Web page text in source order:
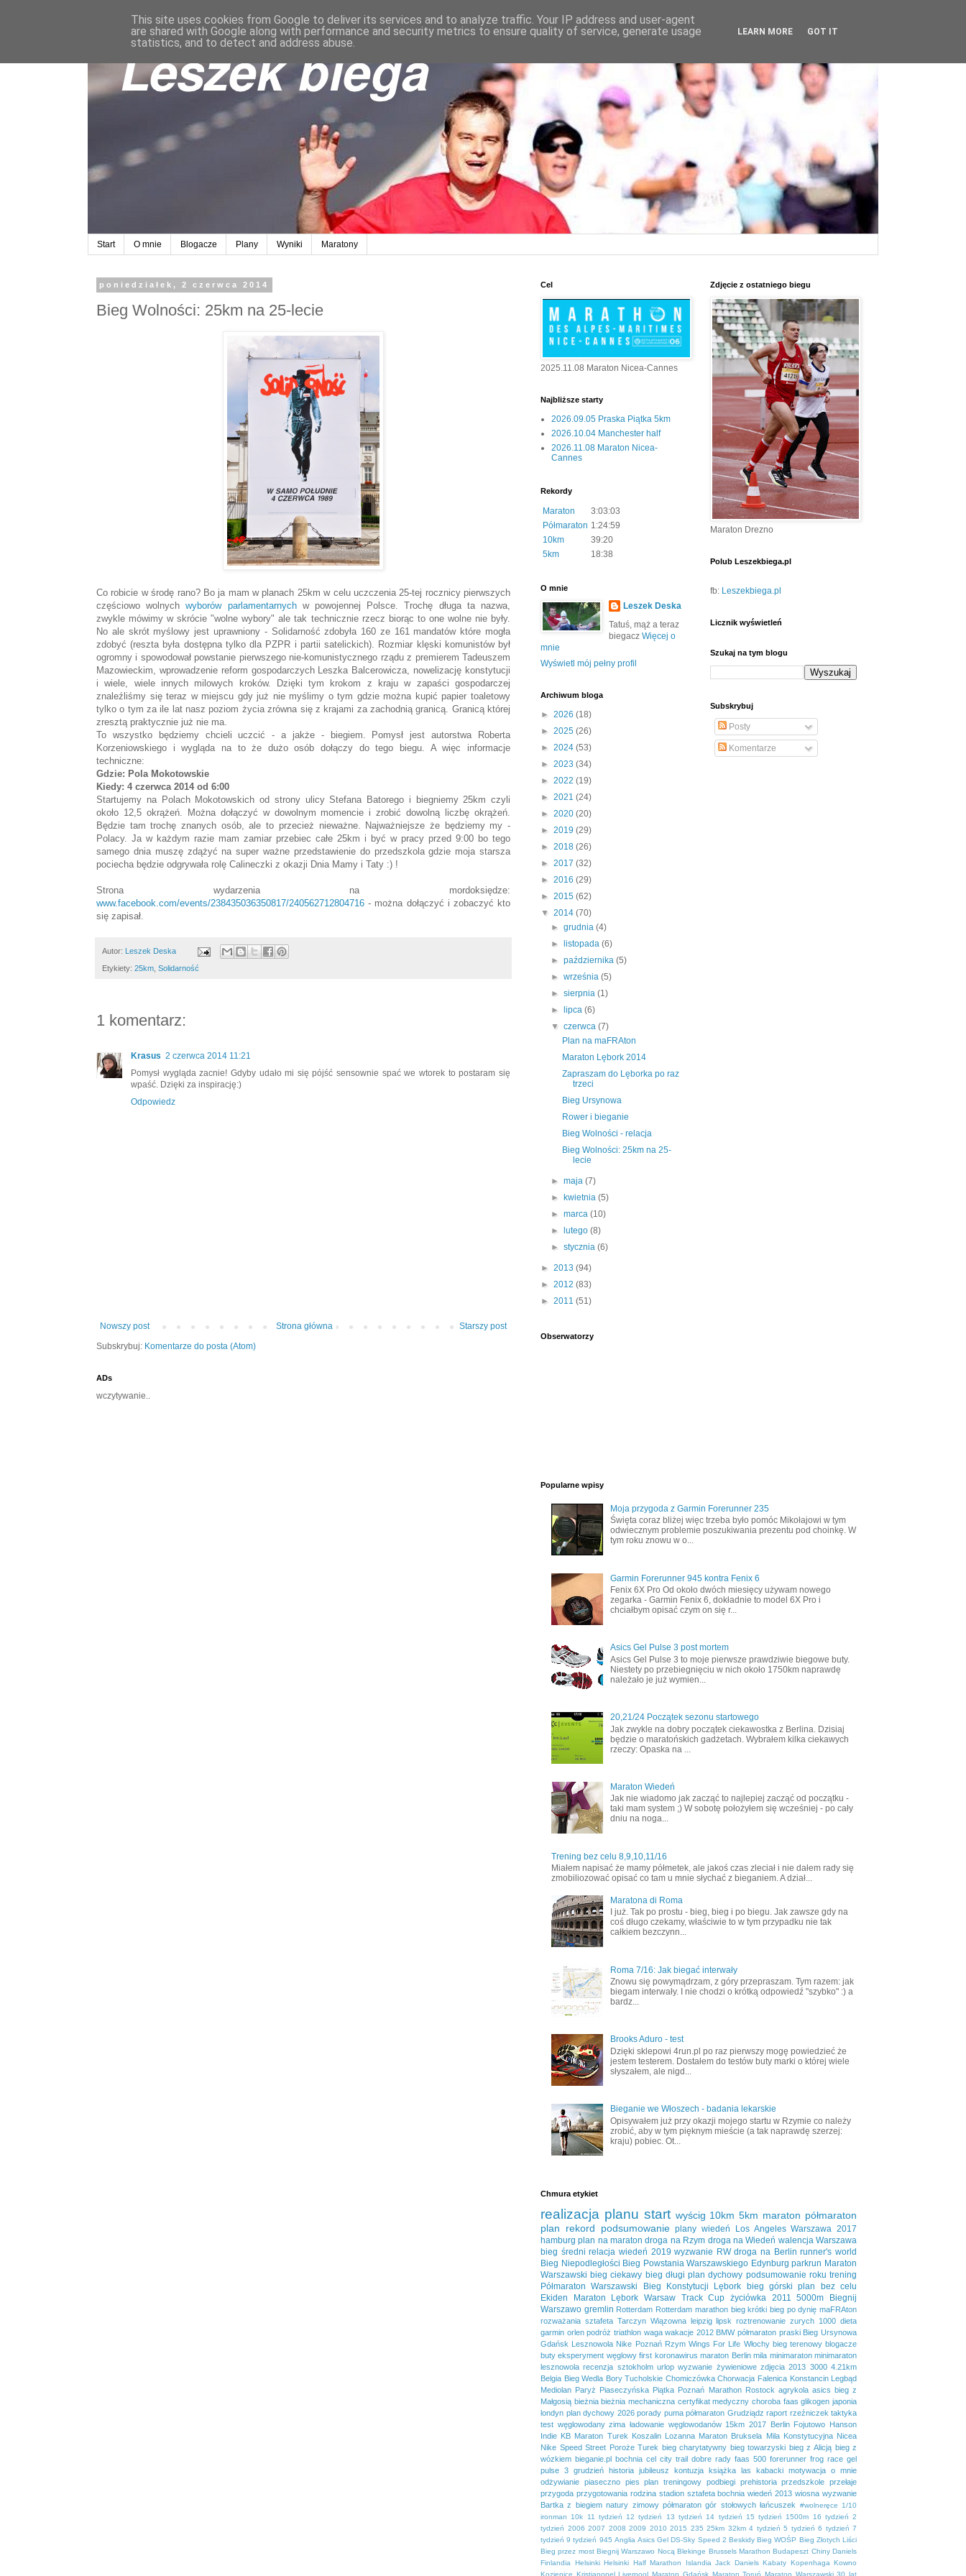
Start O mnie Blogacze Plany Wyniki Maratony
poniedziałek, 2 czerwca 2014
Bieg Wolności: 25km na 25-lecie
Co robicie w środę rano? Bo ja mam w planach 25km w celu uczczenia 25-tej rocznicy pierwszych
częściowo wolnychwyborów parlamentarnychw powojennej Polsce. Trochę długa ta nazwa,
zwykle mówimy w skrócie "wolne wybory" ale tak technicznie rzecz biorąc to one wolne nie były.
No ale skrót myślowy jest uprawniony - Solidarność zdobyła 160 ze 161 mandatów które mogła
zdobyć (reszta była dostępna tylko dla PZPR i partii satelickich). Rozmiar klęski komunistów był
ogromny i spowodował powstanie pierwszego nie-komunistycznego rządu z premierem Tadeuszem
Mazowieckim, wprowadzenie reform gospodarczych Leszka Balcerowicza, nowelizację konstytucji
i wiele, wiele innych milowych kroków. Dzięki tym krokom z kraju w zapaści gospodarczej
znaleźliśmy się teraz w miejscu gdy już nie myślimy o tym gdzie można kupić papier toaletowy
tylko o tym za ile lat nasz poziom życia zrówna się z krajami za zachodnią granicą. Granicą której
zresztą praktycznie już nie ma.
To wszystko będziemy chcieli uczcić - a jakże - biegiem. Pomysł jest autorstwa Roberta
Korzeniowskiego i wygląda na to że dużo osób dołączy do tego biegu. A więc informacje
techniczne:
Gdzie: Pola Mokotowskie
Kiedy: 4 czerwca 2014 od 6:00
Startujemy na Polach Mokotowskich od strony ulicy Stefana Batorego i biegniemy 25km czyli
około 12,5 okrążeń. Można dołączyć w dowolnym momencie i zrobić dowolną liczbę okrążeń.
Będzie tam trochę znanych osób, ale to przecież nieważne. Najważniejsze że będziemy my -
Polacy. Ja w każdym razie mam zamiar przebiec całe 25km i być w pracy przed 9:00 bo tego
samego dnia muszę zdążyć na super ważne przedstawienie do przedszkola gdzie moja starsza
pociecha będzie odgrywała rolę Calineczki z okazji Dnia Mamy i Taty :) !
Strona wydarzenia na mordoksiędze:
www.facebook.com/events/238435036350817/240562712804716 - można dołączyć i zobaczyć kto
się zapisał.
Autor: Leszek Deska
Etykiety: 25km, Solidarność
1 komentarz:
Krasus 2 czerwca 2014 11:21
Pomysł wygląda zacnie! Gdyby udało mi się pójść sensownie spać we wtorek to postaram się
wpaść. Dzięki za inspirację:)
Odpowiedz
Nowszy post Starszy post
Strona główna
Subskrybuj: Komentarze do posta (Atom)
ADs
wczytywanie..
Cel
2025.11.08 Maraton Nicea-Cannes
Najbliższe starty
2026.09.05 Praska Piątka 5km
2026.10.04 Manchester half
2026.11.08 Maraton Nicea-
Cannes
Rekordy
Maraton
3:03:03
Półmaraton 1:24:59
10km
39:20
5km
18:38
O mnie
Leszek Deska
Tatuś, mąż a teraz
biegacz Więcej o
mnie
Wyświetl mój pełny profil
Archiwum bloga
► 2026 (18)
► 2025 (26)
► 2024 (53)
► 2023 (34)
► 2022 (19)
► 2021 (24)
► 2020 (20)
► 2019 (29)
► 2018 (26)
► 2017 (32)
► 2016 (29)
► 2015 (62)
▼ 2014 (70)
►grudnia(4)
►
listopada(6)
►października(5)
►września(5)
►sierpnia(1)
►
lipca(6)
▼czerwca(7)
Plan na maFRAton
Maraton Lębork 2014
Zapraszam do Lęborka po raz
trzeci
Bieg Ursynowa
Rower i bieganie
Bieg Wolności - relacja
Bieg Wolności: 25km na 25-
lecie
►maja(7)
►
kwietnia(5)
►marca(10)
►
lutego(8)
►stycznia(6)
► 2013 (94)
► 2012 (83)
► 2011 (51)
Zdjęcie z ostatniego biegu
Maraton Drezno
Polub Leszekbiega.pl
fb: Leszekbiega.pl
Licznik wyświetleń
Szukaj na tym blogu
Subskrybuj
Posty
Komentarze
Obserwatorzy
Popularne wpisy
Moja przygoda z Garmin Forerunner 235
Święta coraz bliżej więc trzeba było pomóc Mikołajowi w tym
odwiecznym problemie poszukiwania prezentu pod choinkę. W
tym roku znowu w o...
Garmin Forerunner 945 kontra Fenix 6
Fenix 6X Pro Od około dwóch miesięcy używam nowego
zegarka - Garmin Fenix 6, dokładnie to model 6X Pro i
chciałbym opisać czym on się r...
Asics Gel Pulse 3 post mortem
Asics Gel Pulse 3 to moje pierwsze prawdziwie biegowe buty.
Niestety po przebiegnięciu w nich około 1750km naprawdę
należało je już wymien...
20,21/24 Początek sezonu startowego
Jak zwykle na dobry początek ciekawostka z Berlina. Dzisiaj
będzie o maratońskich gadżetach. Wybrałem kilka ciekawych
rzeczy: Opaska na ...
Maraton Wiedeń
Jak nie wiadomo jak zacząć to najlepiej zacząć od początku -
taki mam system ;) W sobotę położyłem się wcześniej - po cały
dniu na noga...
Trening bez celu 8,9,10,11/16
Miałem napisać że mamy półmetek, ale jakoś czas zleciał i nie dałem rady się
zmobiliozować opisać co tam u mnie słychać z bieganiem. A dział...
Maratona di Roma
I już. Tak po prostu - bieg, bieg i po biegu. Jak zawsze gdy na
coś długo czekamy, właściwie to w tym przypadku nie tak
całkiem bezczynn...
Roma 7/16: Jak biegać interwały
Znowu się powymądrzam, z góry przepraszam. Tym razem: jak
biegam interwały. I nie chodzi o krótką odpowiedź "szybko" :) a
bardz...
Brooks Aduro - test
Dzięki sklepowi 4run.pl po raz pierwszy mogę powiedzieć że
jestem testerem. Dostałem do testów buty marki o której wiele
słyszałem, ale nigd...
Bieganie we Włoszech - badania lekarskie
Opisywałem już przy okazji mojego startu w Rzymie co należy
zrobić, aby w tym pięknym mieście (a tak naprawdę szerzej:
kraju) pobiec. Ot...
Chmura etykiet
realizacja planu start wyścig 10km 5km maraton półmaraton
plan
rekord podsumowanie plany wiedeń Los Angeles Warszawa 2017
hamburg plan na maraton droga na Rzym droga na Wiedeń walencja Warszawa
bieg średni relacja wiedeń 2019 wyzwanie RW droga na Berlin runner's world
Bieg Niepodległości Bieg Powstania Warszawskiego Edynburg parkrun Maraton
Warszawski bieg ciekawy bieg długi plan dychowy podsumowanie roku trening
Półmaraton Warszawski
Bieg Konstytucji Lębork bieg górski
plan bez celu
Ekiden
Maraton Lębork Warsaw Track Cup życiówka 2011 5000m
Biegnij
Warszawo gremlin Rotterdam Rotterdam marathon bieg krótki bieg po dynię maFRAton
rozważania sztafeta Tarczyn Wiązowna leipzig lipsk roztrenowanie zurych 1000 dieta
garmin orlen podróż triathlon waga wakacje 2012 BMW półmaraton praski Bieg Ursynowa
Gdańsk Lesznowola Nike Poznań Rzym Wings For Life Włochy bieg terenowy blogacze
buty eksperyment węglowy first koronawirus maraton Berlin mila minimaraton minimaraton
lesznowola recenzja sztokholm urlop wyzwanie żywieniowe zdjęcia 2013 3000 4.21km
Belgia Bieg Wedla Bory Tucholskie Chomiczówka Chorwacja Falenica Konstancin Legbąd
Mediolan Paryż Piaseczyńska Piątka Poznań Marathon Rostock agrykola asics bieg z
Małgosią bieżnia bieżnia mechaniczna certyfikat medyczny choroba faas glikogen japonia
londyn plan dychowy 2026 porady puma półmaraton Grudziądz raport rzeźniczek taktyka
test węglowodany zima ładowanie węglowodanów 15km 2017 Berlin Fojutowo Hanson
Indie KB Maraton Turek Koszalin Lozanna Maraton Bruksela Mila Konstytucyjna Nicea
Nike Speed Street Poroże Turek bieg charytatywny bieg towarzyski bieg z Alicją bieg z
wózkiem bieganie.pl bochnia cel city trail dobre rady faas 500 forerunner frog race gel
pulse 3 grudzień historia jubileusz kontuzja książka las kabacki motywacja o mnie
odżywianie piaseczno pies plan treningowy podbiegi prehistoria przedszkole przełaje
przygoda przygotowania rodzina stadion sztafeta bochnia wiedeń 2013 wiosna wyzwanie
Bartka z biegiem natury zimowy półmaraton gór stołowych łańcuszek #wolneręce
1/10
ironman
10k 11 tydzień 12 tydzień 13 tydzień 14 tydzień 15 tydzień 1500m 16 tydzień 2
tydzień 2006 2007 2008 2009 2010 2015 235 25km 32km 4 tydzień 5 tydzień 6 tydzień 7
tydzień 9 tydzień 945 Anglia Asics Gel DS-Sky Speed 2 Beskidy Bieg WOŚP Bieg Złotych Liści
Bieg przez most Biegnij Warszawo Nocą Blekinge Brussels Marathon Budapeszt Chiny Daniels
Finlandia
Helsinki Helsinki Half Marathon Islandia Jack Daniels Kabaty Kopenhaga Kowno
Kozienice Kristianopel Liverpool Maraton Gdańsk Maraton Toruń Maraton Warszawski 30 lat
This site uses cookies from Google to deliver its services and to analyze traffic. Your IP address and user-agent
are shared with Google along with performance and security metrics to ensure quality of service, generate usage
statistics, and to detect and address abuse.
LEARN MORE GOT IT